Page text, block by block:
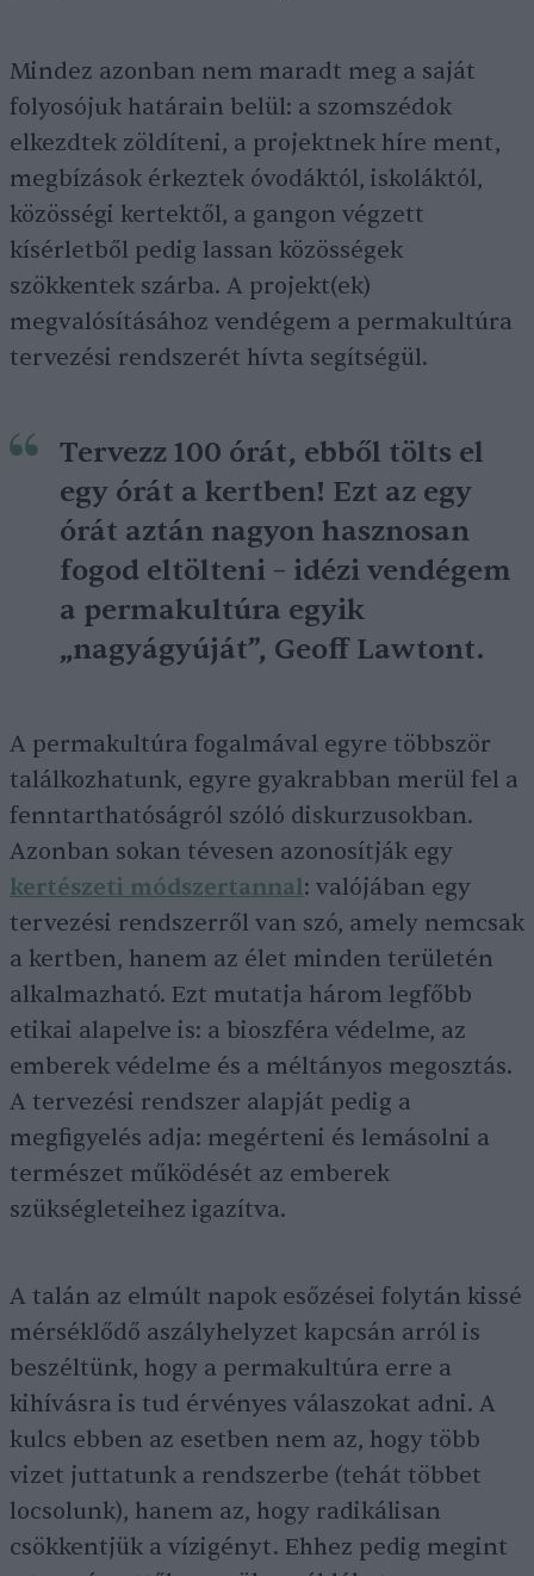
Mindez azonban nem maradt meg a saját
folyosójuk határain belül: a szomszédok
elkezdtek zöldíteni, a projektnek híre ment,
megbízások érkeztek óvodáktól, iskoláktól,
közösségi kertektől, a gangon végzett
kísérletből pedig lassan közösségek
szökkentek szárba. A projekt(ek)
megvalósításához vendégem a permakultúra
tervezési rendszerét hívta segítségül.
Tervezz 100 órát, ebből tölts el
egy órát a kertben! Ezt az egy
órát aztán nagyon hasznosan
fogod eltölteni – idézi vendégem
a permakultúra egyik
„nagyágyúját”, Geoff Lawtont.
A permakultúra fogalmával egyre többször
találkozhatunk, egyre gyakrabban merül fel a
fenntarthatóságról szóló diskurzusokban.
Azonban sokan tévesen azonosítják egy
kertészeti módszertannal: valójában egy
tervezési rendszerről van szó, amely nemcsak
a kertben, hanem az élet minden területén
alkalmazható. Ezt mutatja három legfőbb
etikai alapelve is: a bioszféra védelme, az
emberek védelme és a méltányos megosztás.
A tervezési rendszer alapját pedig a
megfigyelés adja: megérteni és lemásolni a
természet működését az emberek
szükségleteihez igazítva.
A talán az elmúlt napok esőzései folytán kissé
mérséklődő aszályhelyzet kapcsán arról is
beszéltünk, hogy a permakultúra erre a
kihívásra is tud érvényes válaszokat adni. A
kulcs ebben az esetben nem az, hogy több
vizet juttatunk a rendszerbe (tehát többet
locsolunk), hanem az, hogy radikálisan
csökkentjük a vízigényt. Ehhez pedig megint